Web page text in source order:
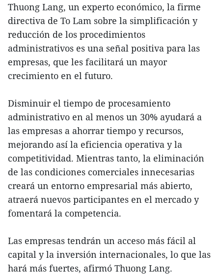
Thuong Lang, un experto económico, la firme
directiva de To Lam sobre la simplificación y
reducción de los procedimientos
administrativos es una señal positiva para las
empresas, que les facilitará un mayor
crecimiento en el futuro.
Disminuir el tiempo de procesamiento
administrativo en al menos un 30% ayudará a
las empresas a ahorrar tiempo y recursos,
mejorando así la eficiencia operativa y la
competitividad. Mientras tanto, la eliminación
de las condiciones comerciales innecesarias
creará un entorno empresarial más abierto,
atraerá nuevos participantes en el mercado y
fomentará la competencia.
Las empresas tendrán un acceso más fácil al
capital y la inversión internacionales, lo que las
hará más fuertes, afirmó Thuong Lang.